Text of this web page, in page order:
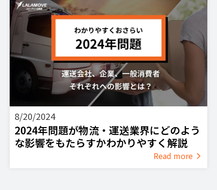
8/20/2024
2024年問題が物流・運送業界にどのよう
な影響をもたらすかわかりやすく解説
Read more